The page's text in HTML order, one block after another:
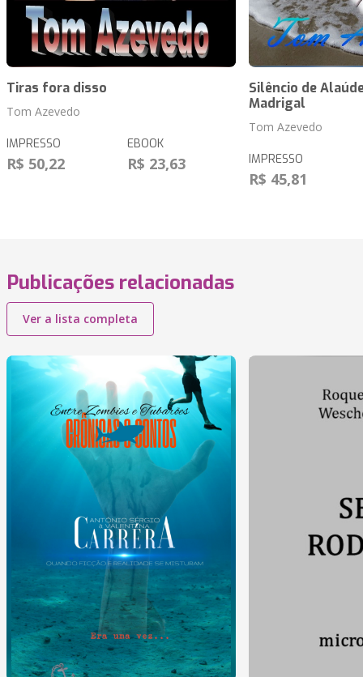
Tiras fora disso
Tom Azevedo
IMPRESSO
R$ 50,22
EBOOK
R$ 23,63
Silêncio de
Madrigal
Tom Azevedo
IMPRESSO
R$ 45,81
Publicações relacionadas
Ver a lista completa